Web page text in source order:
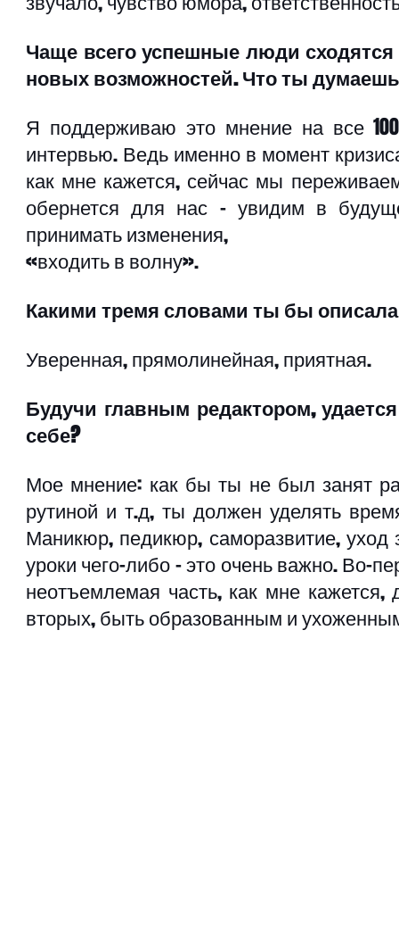
Чаще всего успешные люди
новых возможностей. Что ты
Я поддерживаю это мнение на все
интервью. Ведь именно в момент
как мне кажется, сейчас мы
обернется для нас – увидим в
принимать изменения,
«входить в волну».
Какими тремя словами ты бы
Уверенная, прямолинейная, приятная.
Будучи главным редактором,
себе?
Мое мнение: как бы ты не был занят
рутиной и т.д, ты должен уделять
Маникюр, педикюр, саморазвитие, уход
уроки чего-либо – это очень важно. Во-
неотъемлемая часть, как мне
вторых, быть образованным и